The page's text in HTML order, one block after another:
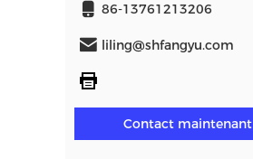
86-13761213206
liling@shfangyu.com
Contact maintenant